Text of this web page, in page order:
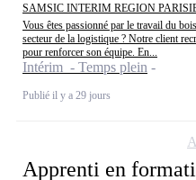
SAMSIC INTERIM REGION
Vous êtes passionné par le travail du
secteur de la logistique ? Notre client
pour renforcer son équipe. En...
Intérim - Temps plein
Publié il y a 29 jours
Apprenti en